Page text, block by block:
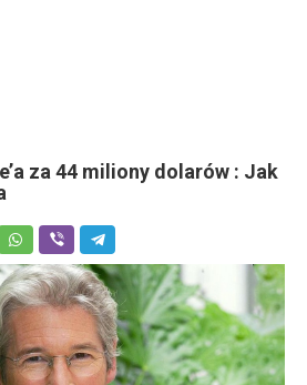
za 44 miliony dolarów : Jak